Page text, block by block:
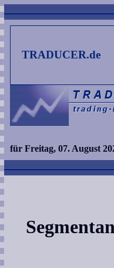
TRADUCER.de
für Freitag, 07. August